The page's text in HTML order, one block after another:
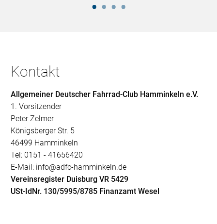
Kontakt
Allgemeiner Deutscher Fahrrad-Club Hamminkeln e.V.
1. Vorsitzender
Peter Zelmer
Königsberger Str. 5
46499 Hamminkeln
Tel: 0151 - 41656420
E-Mail: info@adfc-hamminkeln.de
Vereinsregister Duisburg VR 5429
USt-IdNr. 130/5995/8785 Finanzamt Wesel